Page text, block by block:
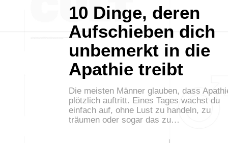
10 Dinge, deren
Aufschieben dich
unbemerkt in die
Apathie treibt
Die meisten Männer glauben, dass
plötzlich auftritt. Eines Tages wachst du
einfach auf, ohne Lust zu handeln, zu
träumen oder sogar das zu…